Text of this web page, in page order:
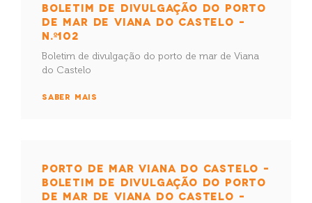
BOLETIM DE DIVULGAÇÃO DO PORTO
DE MAR DE VIANA DO CASTELO –
N.º102
Boletim de divulgação do porto de mar de Viana
do Castelo
SABER MAIS
PORTO DE MAR VIANA DO CASTELO –
BOLETIM DE DIVULGAÇÃO DO PORTO
DE MAR DE VIANA DO CASTELO –